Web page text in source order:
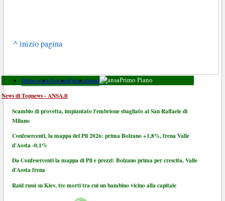
^ inizio pagina
Primo pianoToscanaFinanzaSport Primo Piano
News di Topnews - ANSA.it
Scambio di provetta, impiantato l'embrione sbagliato al San Raffaele di
Milano
Confesercenti, la mappa del Pil 2026: prima Bolzano +1,8%, frena Valle
d'Aosta -0,1%
Da Confesercenti la mappa di Pil e prezzi: Bolzano prima per crescita, Valle
d'Aosta frena
Raid russi su Kiev, tre morti tra cui un bambino vicino alla capitale